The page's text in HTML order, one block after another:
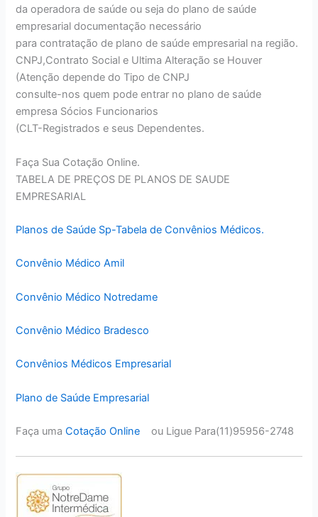
da operadora de saúde ou seja do plano de saúde
empresarial documentação necessário
para contratação de plano de saúde empresarial na região.
CNPJ,Contrato Social e Ultima Alteração se Houver
(Atenção depende do Tipo de CNPJ
consulte-nos quem pode entrar no plano de saúde
empresa Sócios Funcionarios
(CLT-Registrados e seus Dependentes.
Faça Sua Cotação Online.
TABELA DE PREÇOS DE PLANOS DE SAUDE
EMPRESARIAL
Planos de Saúde Sp-Tabela de Convênios Médicos.
Convênio Médico Amil
Convênio Médico Notredame
Convênio Médico Bradesco
Convênios Médicos Empresarial
Plano de Saúde Empresarial
Faça umaCotação Online ou Ligue Para(11)95956-2748